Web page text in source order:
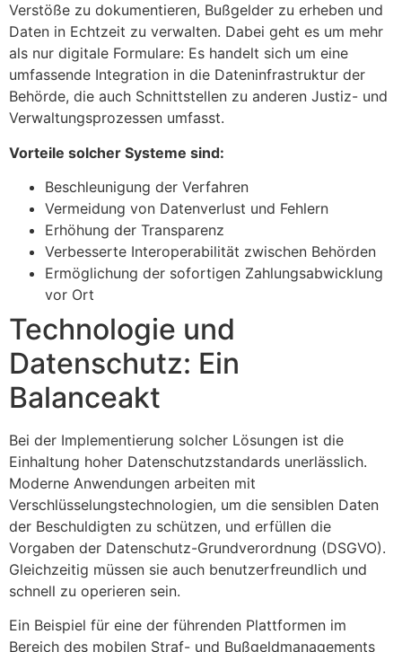
Verstöße zu dokumentieren, Bußgelder zu erheben und
Daten in Echtzeit zu verwalten. Dabei geht es um mehr
als nur digitale Formulare: Es handelt sich um eine
umfassende Integration in die Dateninfrastruktur der
Behörde, die auch Schnittstellen zu anderen Justiz- und
Verwaltungsprozessen umfasst.
Vorteile solcher Systeme sind:
Beschleunigung der Verfahren
Vermeidung von Datenverlust und Fehlern
Erhöhung der Transparenz
Verbesserte Interoperabilität zwischen Behörden
Ermöglichung der sofortigen Zahlungsabwicklung
vor Ort
Technologie und
Datenschutz: Ein
Balanceakt
Bei der Implementierung solcher Lösungen ist die
Einhaltung hoher Datenschutzstandards unerlässlich.
Moderne Anwendungen arbeiten mit
Verschlüsselungstechnologien, um die sensiblen Daten
der Beschuldigten zu schützen, und erfüllen die
Vorgaben der Datenschutz-Grundverordnung (DSGVO).
Gleichzeitig müssen sie auch benutzerfreundlich und
schnell zu operieren sein.
Ein Beispiel für eine der führenden Plattformen im
Bereich des mobilen Straf- und Bußgeldmanagements